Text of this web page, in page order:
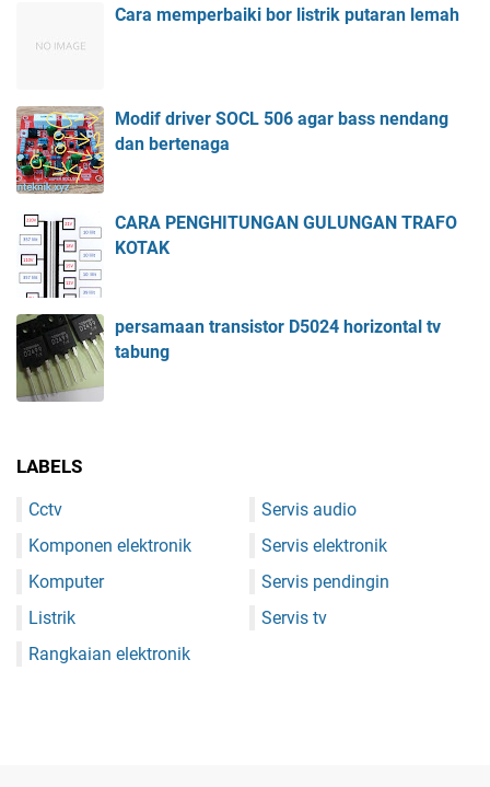
Cara memperbaiki bor listrik putaran lemah
Modif driver SOCL 506 agar bass nendang
dan bertenaga
CARA PENGHITUNGAN GULUNGAN TRAFO
KOTAK
persamaan transistor D5024 horizontal tv
tabung
LABELS
Cctv
Komponen elektronik
Komputer
Listrik
Rangkaian elektronik
Servis audio
Servis elektronik
Servis pendingin
Servis tv